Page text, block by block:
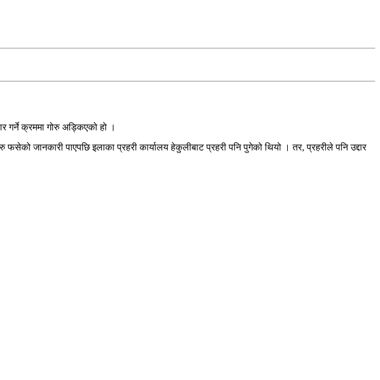
गर्ने क्रममा गोरु अड्किएको हो ।
जानकारी पाएपछि इलाका प्रहरी कार्यालय हेकुलीबाट प्रहरी पनि पुगेको थियो । तर, प्रहरीले पनि उद्दार